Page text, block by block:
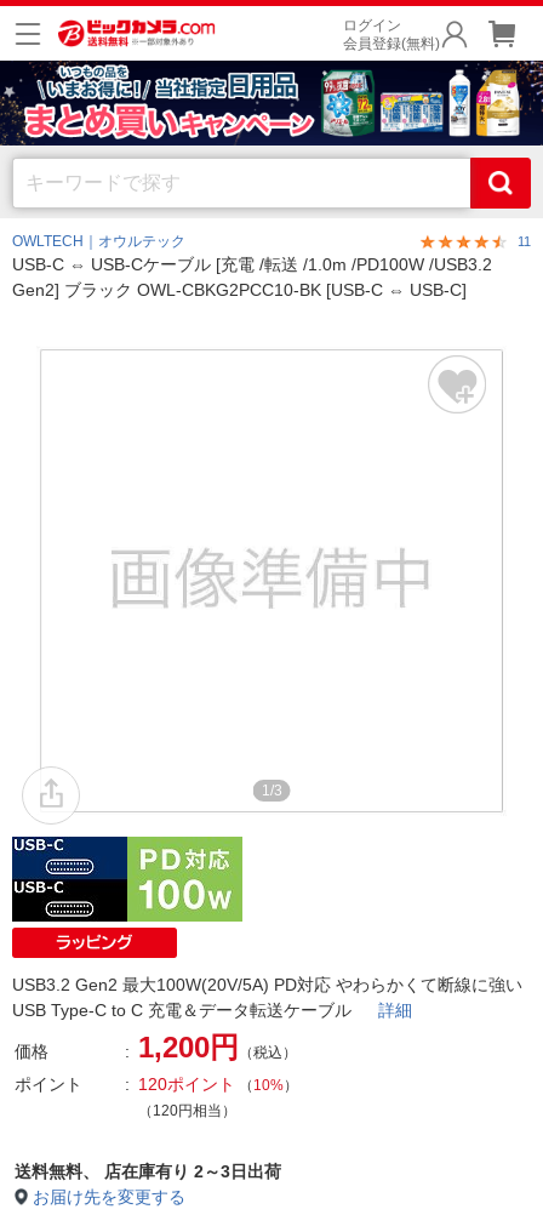
ログイン
会員登録(無料)
OWLTECH｜オウルテック 11
USB-C ⇔ USB-Cケーブル [充電 /転送 /1.0m /PD100W /USB3.2
Gen2] ブラック OWL-CBKG2PCC10-BK [USB-C ⇔ USB-C]
1/3
USB3.2 Gen2 最大100W(20V/5A) PD対応 やわらかくて断線に強い
USB Type-C to C 充電＆データ転送ケーブル 詳細
価格 1,200円 （税込）
ポイント 120ポイント （ 10%）
（120円相当）
送料無料、
店在庫有り 2～3日出荷
お届け先を変更する